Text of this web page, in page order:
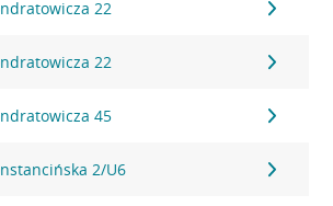
22
22
45
2/U6